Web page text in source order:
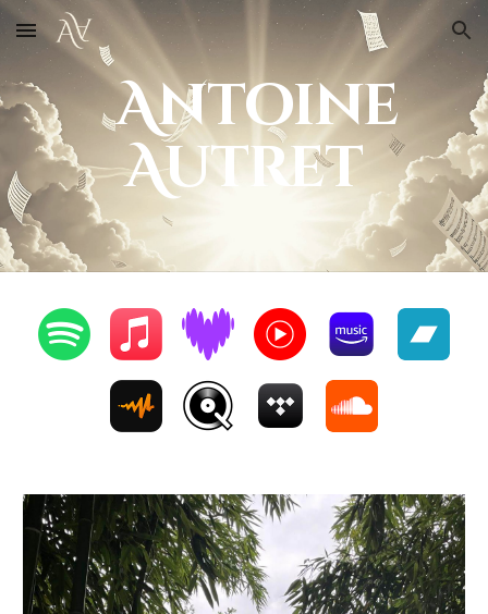
Skip to main content Skip to navigation
Antoine
Autret